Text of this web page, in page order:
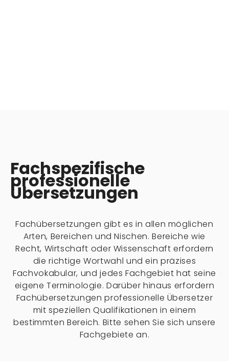
Fachspezifische
professionelle
Übersetzungen
Fachübersetzungen gibt es in allen möglichen
Arten, Bereichen und Nischen. Bereiche wie
Recht, Wirtschaft oder Wissenschaft erfordern
die richtige Wortwahl und ein präzises
Fachvokabular, und jedes Fachgebiet hat seine
eigene Terminologie. Darüber hinaus erfordern
Fachübersetzungen professionelle Übersetzer
mit speziellen Qualifikationen in einem
bestimmten Bereich. Bitte sehen Sie sich unsere
Fachgebiete an.